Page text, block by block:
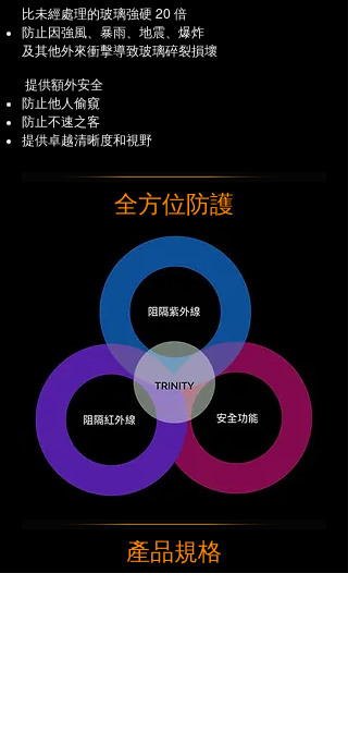
比未經處理的玻璃強硬 20 倍
防止因強風、暴雨、地震、爆炸
及其他外來衝擊導致玻璃碎裂損壞
提供額外安全
防止他人偷窺
防止不速之客
提供卓越清晰度和視野
全方位防護
​產品規格